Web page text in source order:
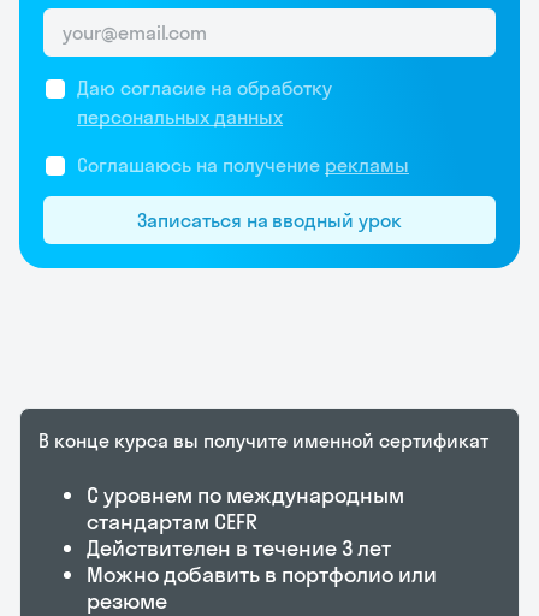
Даю согласие на обработку
персональных данных
Соглашаюсь на получение рекламы
Записаться на вводный урок
В конце курса вы получите именной сертификат
С уровнем по международным
стандартам CEFR
Действителен в течение 3 лет
Можно добавить в портфолио или
резюме